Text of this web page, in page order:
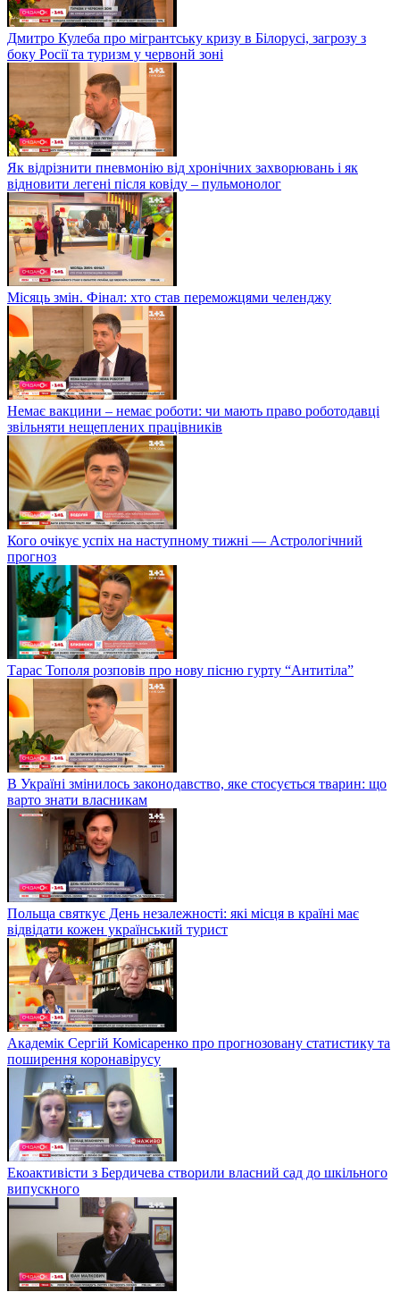
Дмитро Кулеба про мігрантську кризу в Білорусі, загрозу з
боку Росії та туризм у червонй зоні
Як відрізнити пневмонію від хронічних захворювань і як
відновити легені після ковіду – пульмонолог
Місяць змін. Фінал: хто став переможцями челенджу
Немає вакцини – немає роботи: чи мають право роботодавці
звільняти нещеплених працівників
Кого очікує успіх на наступному тижні — Астрологічний
прогноз
Тарас Тополя розповів про нову пісню гурту “Антитіла”
В Україні змінилось законодавство, яке стосується тварин: що
варто знати власникам
Польща святкує День незалежності: які місця в країні має
відвідати кожен український турист
Академік Сергій Комісаренко про прогнозовану статистику та
поширення коронавірусу
Екоактивісти з Бердичева створили власний сад до шкільного
випускного